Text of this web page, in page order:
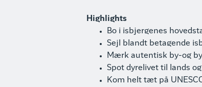
Highlights
Bo i isbjergenes
Sejl blandt betagende
Mærk autentisk by-og
Spot dyrelivet til lands
Kom helt tæt på